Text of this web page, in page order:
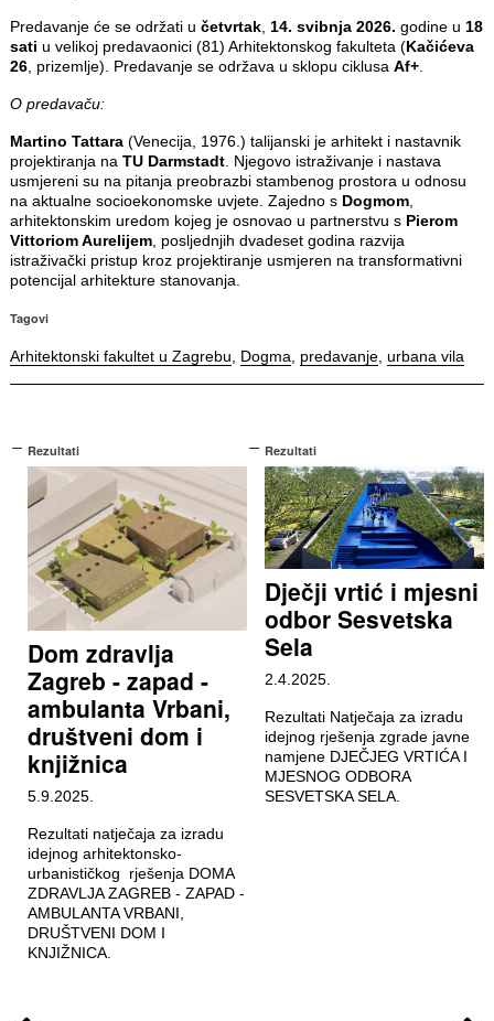
Predavanje će se održati u četvrtak, 14. svibnja 2026. godine u 18
sati u velikoj predavaonici (81) Arhitektonskog fakulteta (Kačićeva
26, prizemlje). Predavanje se održava u sklopu ciklusa Af+.
O predavaču:
Martino Tattara(Venecija, 1976.) talijanski je arhitekt i nastavnik
projektiranja na TU Darmstadt. Njegovo istraživanje i nastava
usmjereni su na pitanja preobrazbi stambenog prostora u odnosu
na aktualne socioekonomske uvjete. Zajedno s Dogmom,
arhitektonskim uredom kojeg je osnovao u partnerstvu s Pierom
Vittoriom Aurelijem, posljednjih dvadeset godina razvija
istraživački pristup kroz projektiranje usmjeren na transformativni
potencijal arhitekture stanovanja.
Tagovi
Arhitektonski fakultet u Zagrebu Dogma predavanje, urbana vila
Rezultati
Dom zdravlja
Zagreb - zapad -
ambulanta Vrbani,
društveni dom i
knjižnica
5.9.2025.
Rezultati natječaja za izradu
idejnog arhitektonsko-
urbanističkog rješenja DOMA
ZDRAVLJA ZAGREB - ZAPAD -
AMBULANTA VRBANI,
DRUŠTVENI DOM I
KNJIŽNICA.
Rezultati
Dječji vrtić i mjesni
odbor Sesvetska
Sela
2.4.2025.
Rezultati Natječaja za izradu
idejnog rješenja zgrade javne
namjene DJEČJEG VRTIĆA I
MJESNOG ODBORA
SESVETSKA SELA.